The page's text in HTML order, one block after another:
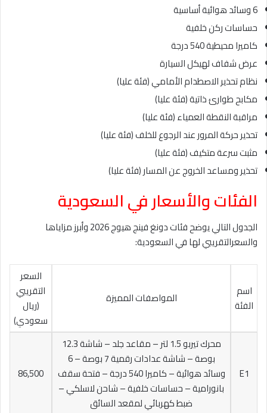
6 وسائد هوائية أساسية
حساسات ركن خلفية
كاميرا محيطية 540 درجة
عرض شفاف لهيكل السيارة
نظام تحذير الاصطدام الأمامي (فئة عليا)
مكابح طوارئ ذاتية (فئة عليا)
مراقبة النقطة العمياء (فئة عليا)
تحذير حركة المرور عند الرجوع للخلف (فئة عليا)
مثبت سرعة متكيف (فئة عليا)
تحذير ومساعد الخروج عن المسار (فئة عليا)
الفئات والأسعار في السعودية
الجدول التالي يوضح فئات دونغ فينج هيوج 2026 وأبرز مزاياها
والسعرالتقريبي لها في السعودية:
اسم
الفئة
المواصفات المميزة
السعر
التقريبي
(ريال
سعودي)
E1
محرك تيربو 1.5 لتر – مقاعد جلد – شاشة 12.3
بوصة – شاشة عدادات رقمية 7 بوصة – 6
وسائد هوائية – كاميرا 540 درجة – فتحة سقف
بانورامية – حساسات خلفية – شاحن لاسلكي –
ضبط كهربائي لمقعد السائق
86,500